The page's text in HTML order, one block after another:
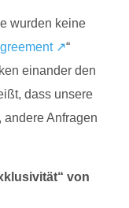
wurden keine
↗“
einander den
dass unsere
Anfragen
von